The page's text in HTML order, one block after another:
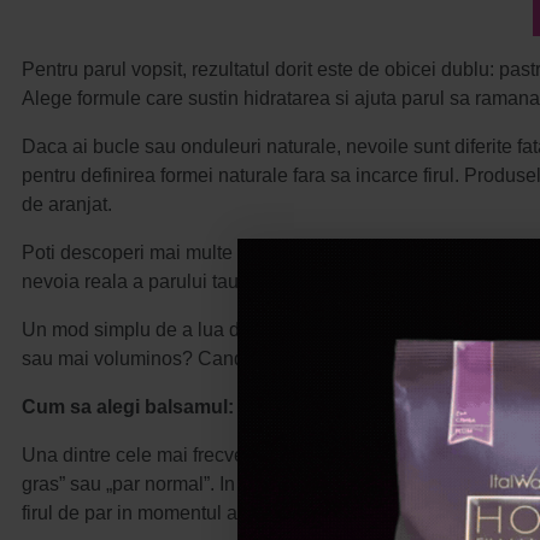
Pentru parul vopsit, rezultatul dorit este de obicei dublu:
Alege formule care sustin hidratarea si ajuta parul sa
Daca ai bucle sau onduleuri naturale, nevoile sunt diferite
pentru definirea formei naturale fara sa incarce firul.
de aranjat.
Poti descoperi mai multe formule adaptate diferitelor
nevoia reala a parului tau.
Un mod simplu de a lua decizia corecta este sa iti pui o
sau mai voluminos? Cand alegi produsul in functie de
Cum sa alegi balsamul: identifica problema reala a
Una dintre cele mai frecvente greseli atunci cand alegi un
gras” sau „par normal”. In realitate, tipul de par si starea
firul de par in momentul actual.